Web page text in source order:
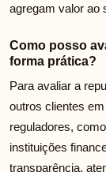
agregam valor ao
Como posso
forma prática?
Para avaliar a
outros clientes
reguladores,
instituições
transparência,